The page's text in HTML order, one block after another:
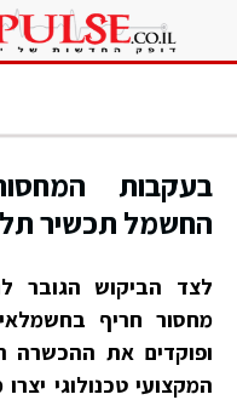
בעקבות
החשמל תכשיר
לצד הביקוש הגובר
מחסור חריף
ופוקדים את ההכשרה
המקצועי טכנולוגי